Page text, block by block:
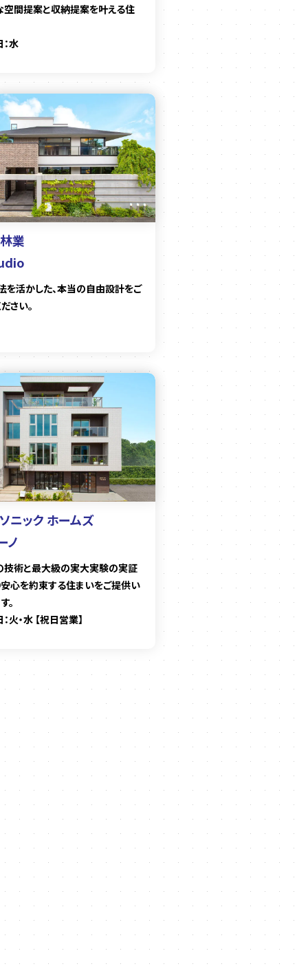
空間提案と収納提案を叶える住
水
業
を活かした、本当の自由設計をご
さい。
ニック ホームズ
ノ
技術と最大級の実大実験の実証
安心を約束する住まいをご提供い
。
火・水 【祝日営業】